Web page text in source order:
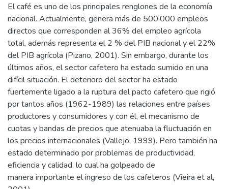
El café es uno de los principales renglones de la economía
nacional. Actualmente, genera más de 500.000 empleos
directos que corresponden al 36% del empleo agrícola
total, además representa el 2 % del PIB nacional y el 22%
del PIB agrícola (Pizano, 2001). Sin embargo, durante los
últimos años, el sector cafetero ha estado sumido en una
difícil situación. El deterioro del sector ha estado
fuertemente ligado a la ruptura del pacto cafetero que rigió
por tantos años (1962-1989) las relaciones entre países
productores y consumidores y con él, el mecanismo de
cuotas y bandas de precios que atenuaba la fluctuación en
los precios internacionales (Vallejo, 1999). Pero también ha
estado determinado por problemas de productividad,
eficiencia y calidad, lo cual ha golpeado de
manera importante el ingreso de los cafeteros (Vieira et al,